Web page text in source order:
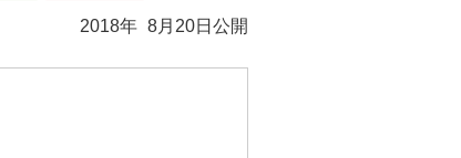
2018年 8月20日公開